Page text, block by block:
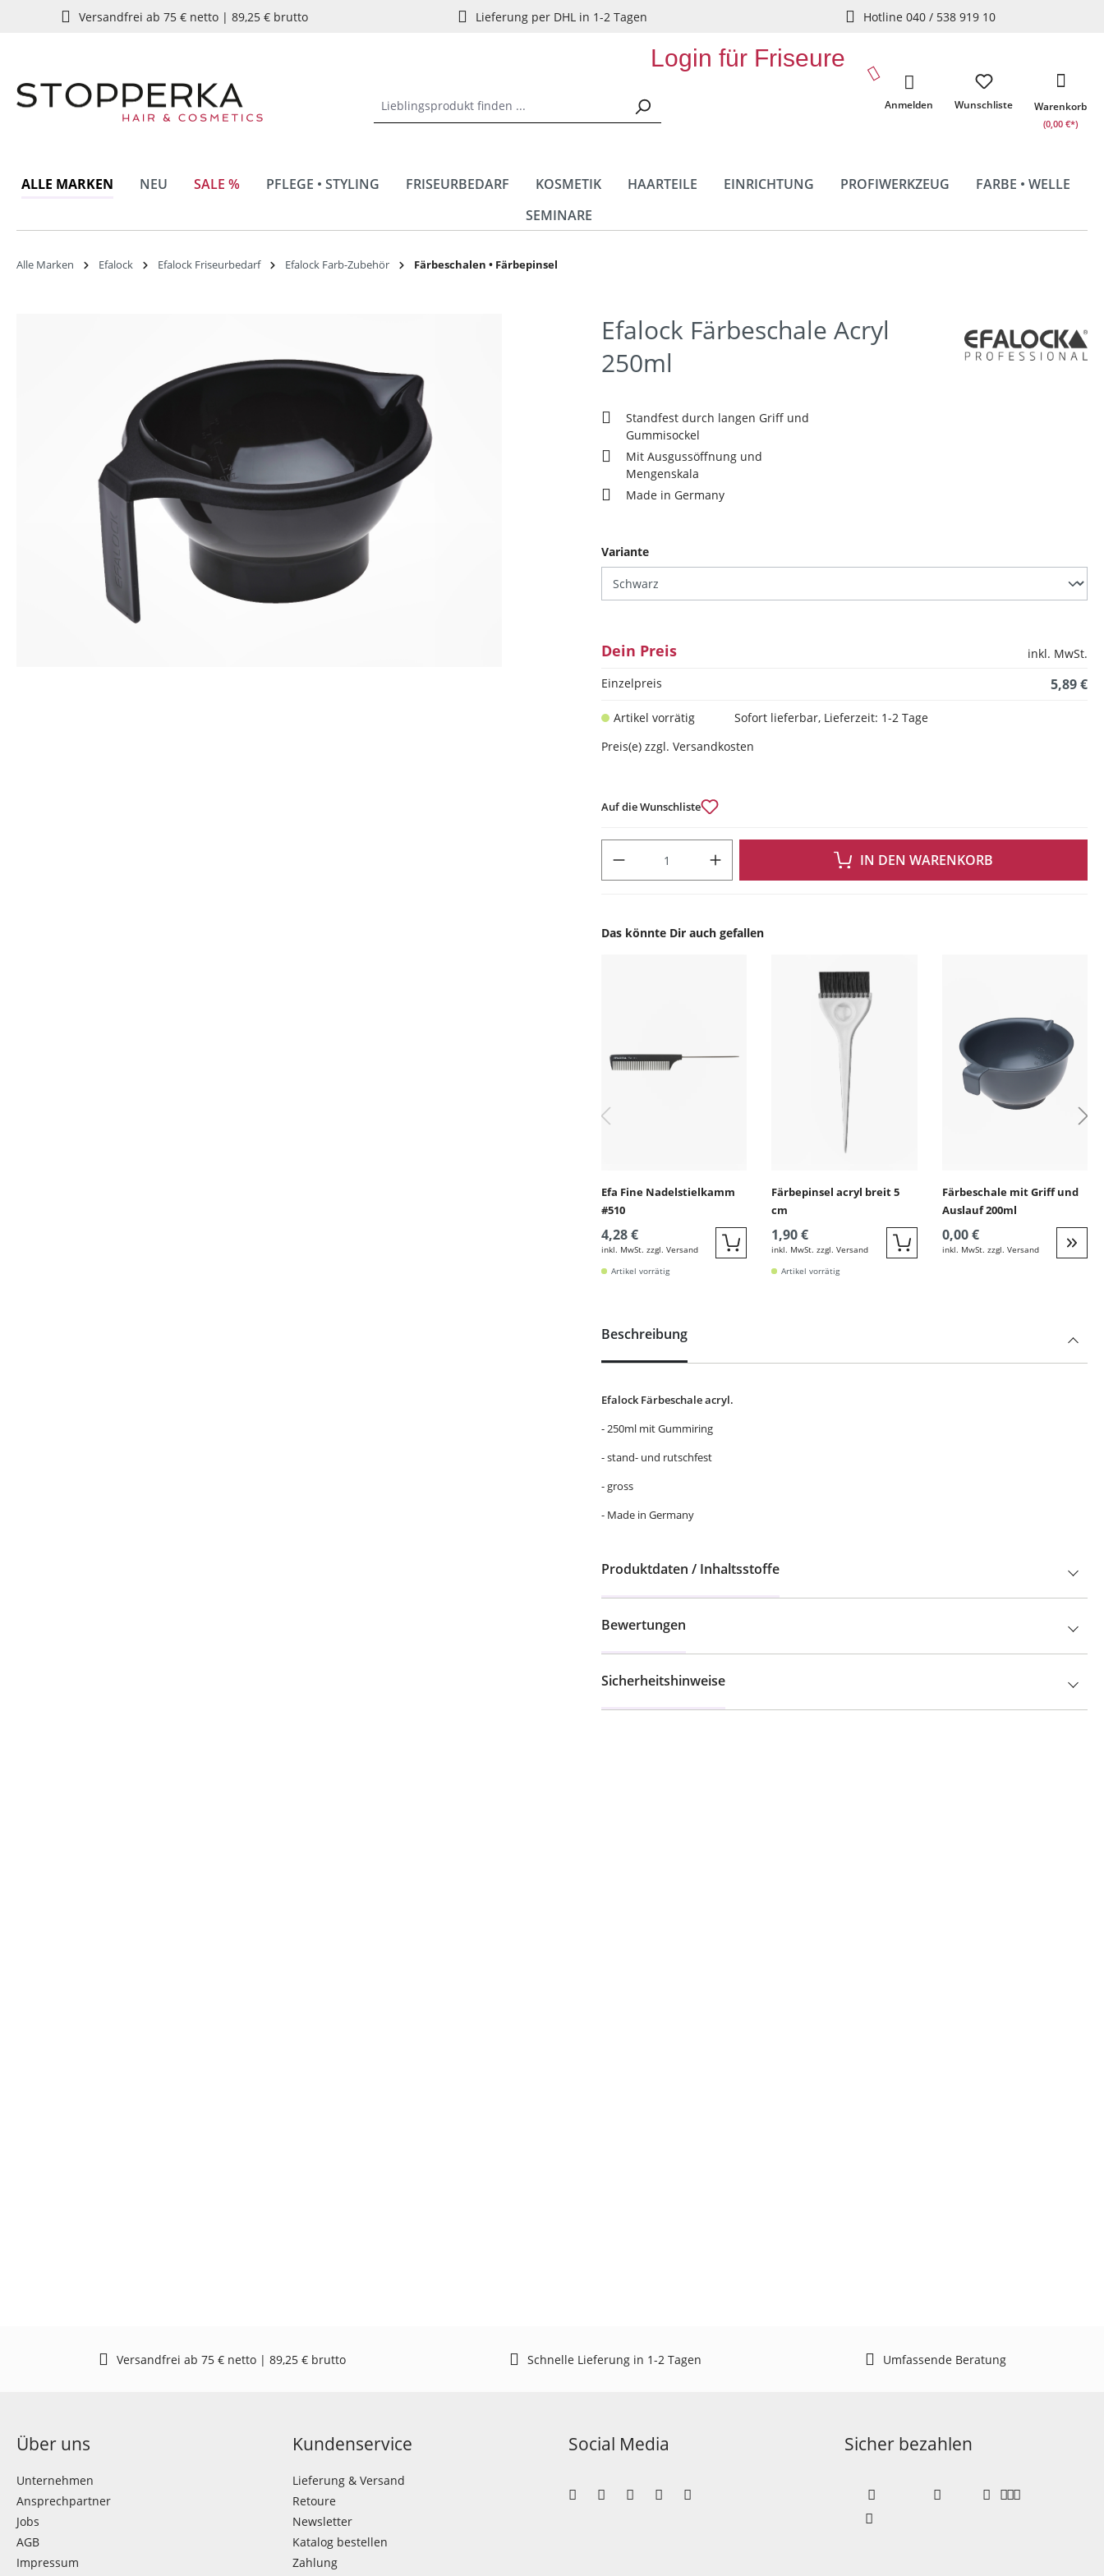
Zur Hauptnavigation springen
Versandfrei ab 75 € netto | 89,25 € brutto Lieferung per DHL in 1-2 Tagen Hotline 040 / 538 919 10
Login für Friseure
Wunschliste
Anmelden Warenkorb
(0,00 €*)
ALLE MARKEN NEU SALE % PFLEGE • STYLING FRISEURBEDARF KOSMETIK HAARTEILE EINRICHTUNG PROFIWERKZEUG
FARBE • WELLE
SEMINARE
Alle Marken Efalock Efalock Friseurbedarf Efalock Farb-Zubehör Färbeschalen • Färbepinsel
Efalock Färbeschale Acryl
250ml
Standfest durch langen Griff und
Gummisockel
Mit Ausgussöffnung und
Mengenskala
Made in Germany
Varianteauswählen
Dein Preis
inkl. MwSt.
Einzelpreis
5,89 €
Artikel vorrätig
Sofort lieferbar, Lieferzeit: 1-2 Tage
Preis(e) zzgl. Versandkosten
Auf die Wunschliste
IN DEN WARENKORB
Das könnte Dir auch gefallen
Efa Fine Nadelstielkamm
#510
4,28 €
inkl. MwSt. zzgl. Versand Quickbuy
Artikel vorrätig
Färbepinsel acryl breit 5
cm
1,90 €
inkl. MwSt. zzgl. Versand Quickbuy
Artikel vorrätig
Färbeschale mit Griff und
Auslauf 200ml
0,00 €
inkl. MwSt. zzgl. Versand
Beschreibung
Efalock Färbeschale acryl.
- 250ml mit Gummiring
- stand- und rutschfest
- gross
- Made in Germany
Produktdaten / Inhaltsstoffe
Bewertungen
Sicherheitshinweise
Versandfrei ab 75 € netto | 89,25 € brutto Schnelle Lieferung in 1-2 Tagen Umfassende Beratung
Über uns
Unternehmen
Ansprechpartner
Jobs
AGB
Impressum
Kundenservice
Lieferung & Versand
Retoure
Newsletter
Katalog bestellen
Zahlung
Social Media Sicher bezahlen